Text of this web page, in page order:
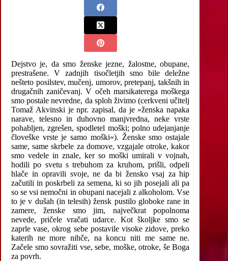
Dejstvo je, da smo ženske jezne, žalostne, obupane,
prestrašene. V zadnjih tisočletjih smo bile deležne
nešteto posilstev, mučenj, umorov, pretepanj, takšnih in
drugačnih zaničevanj. V očeh marsikaterega moškega
smo postale nevredne, da sploh živimo (cerkveni učitelj
Tomaž Akvinski je npr. zapisal, da je »ženska napaka
narave, telesno in duhovno manjvredna, neke vrste
pohabljen, zgrešen, spodletel moški; polno udejanjanje
človeške vrste je samo moški«). Ženske smo ostajale
same, same skrbele za domove, vzgajale otroke, kakor
smo vedele in znale, ker so moški umirali v vojnah,
hodili po svetu s trebuhom za kruhom, prišli, odpeli
hlače in opravili svoje, ne da bi žensko vsaj za hip
začutili in poskrbeli za semena, ki so jih posejali ali pa
so se vsi nemočni in obupani nacejali z alkoholom. Vse
to je v dušah (in telesih) žensk pustilo globoke rane in
zamere, ženske smo jim, največkrat popolnoma
nevede, pričele vračati udarce. Kot školjke smo se
zaprle vase, okrog sebe postavile visoke zidove, preko
katerih ne more nihče, na koncu niti me same ne.
Začele smo sovražiti vse, sebe, moške, otroke, še Boga
za povrh.